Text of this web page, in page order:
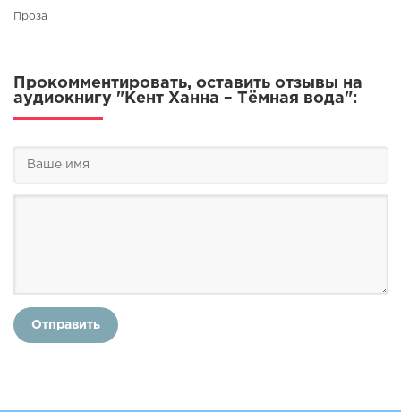
Проза
Прокомментировать, оставить отзывы на
аудиокнигу "Кент Ханна – Тёмная вода":
Отправить